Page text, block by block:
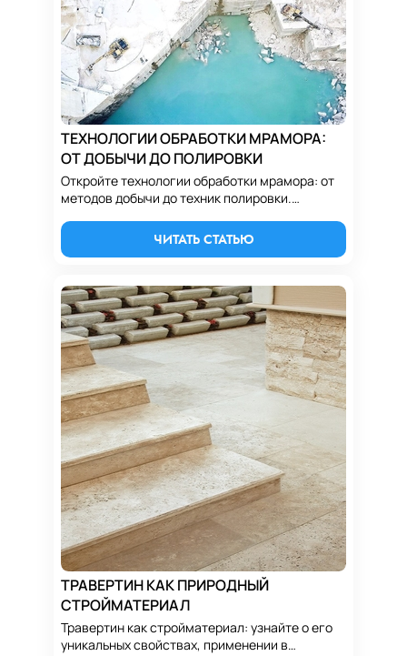
ТЕХНОЛОГИИ ОБРАБОТКИ МРАМОРА:
ОТ ДОБЫЧИ ДО ПОЛИРОВКИ
Откройте технологии обработки мрамора: от
методов добычи до техник полировки.
изысканные поверхности и изделия.
ЧИТАТЬ СТАТЬЮ
ТРАВЕРТИН КАК ПРИРОДНЫЙ
СТРОЙМАТЕРИАЛ
Травертин как стройматериал: узнайте о его
уникальных свойствах, применении в